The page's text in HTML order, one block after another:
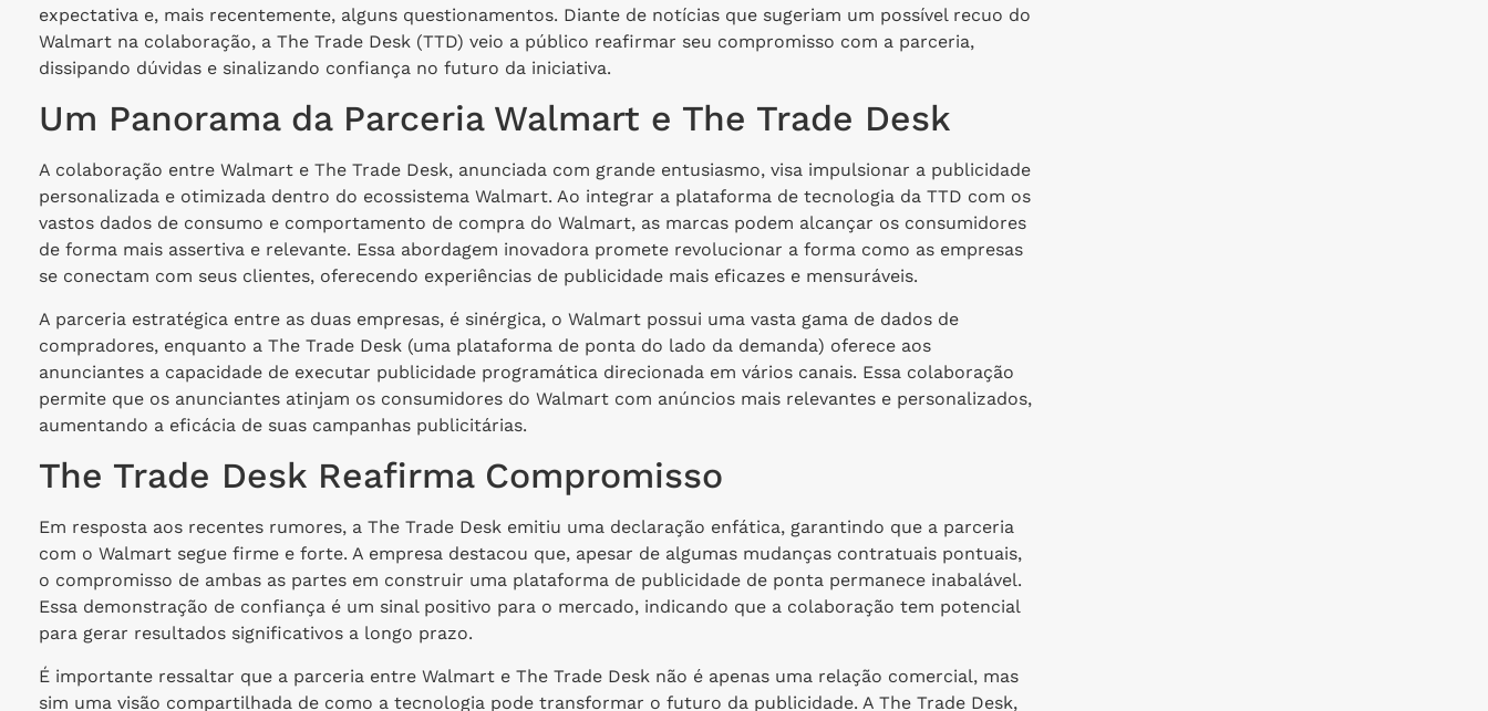
expectativa e, mais recentemente, alguns questionamentos. Diante de notícias que sugeriam um possível recuo do
Walmart na colaboração, a The Trade Desk (TTD) veio a público reafirmar seu compromisso com a parceria,
dissipando dúvidas e sinalizando confiança no futuro da iniciativa.
Um Panorama da Parceria Walmart e The Trade Desk
A colaboração entre Walmart e The Trade Desk, anunciada com grande entusiasmo, visa impulsionar a publicidade
personalizada e otimizada dentro do ecossistema Walmart. Ao integrar a plataforma de tecnologia da TTD com os
vastos dados de consumo e comportamento de compra do Walmart, as marcas podem alcançar os consumidores
de forma mais assertiva e relevante. Essa abordagem inovadora promete revolucionar a forma como as empresas
se conectam com seus clientes, oferecendo experiências de publicidade mais eficazes e mensuráveis.
A parceria estratégica entre as duas empresas, é sinérgica, o Walmart possui uma vasta gama de dados de
compradores, enquanto a The Trade Desk (uma plataforma de ponta do lado da demanda) oferece aos
anunciantes a capacidade de executar publicidade programática direcionada em vários canais. Essa colaboração
permite que os anunciantes atinjam os consumidores do Walmart com anúncios mais relevantes e personalizados,
aumentando a eficácia de suas campanhas publicitárias.
The Trade Desk Reafirma Compromisso
Em resposta aos recentes rumores, a The Trade Desk emitiu uma declaração enfática, garantindo que a parceria
com o Walmart segue firme e forte. A empresa destacou que, apesar de algumas mudanças contratuais pontuais,
o compromisso de ambas as partes em construir uma plataforma de publicidade de ponta permanece inabalável.
Essa demonstração de confiança é um sinal positivo para o mercado, indicando que a colaboração tem potencial
para gerar resultados significativos a longo prazo.
É importante ressaltar que a parceria entre Walmart e The Trade Desk não é apenas uma relação comercial, mas
sim uma visão compartilhada de como a tecnologia pode transformar o futuro da publicidade. A The Trade Desk,